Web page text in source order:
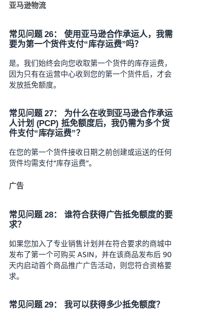
亚马逊物流
常见问题 26： 使用亚马逊合作承运人，我需
要为第一个货件支付“库存运费”吗？
是。我们始终会向您收取第一个货件的库存运费，
因为只有在运营中心收到您的第一个货件后，才会
发放抵免额度。
常见问题 27： 为什么在收到亚马逊合作承运
人计划 (PCP) 抵免额度后，我仍需为多个货
件支付“库存运费”？
在您的第一个货件接收日期之前创建或运送的任何
货件均需支付“库存运费”。
广告
常见问题 28： 谁符合获得广告抵免额度的要
求？
如果您加入了专业销售计划并在符合要求的商城中
发布了第一个可购买 ASIN，并在该商品发布后 90
天内启动首个商品推广广告活动，则您符合资格要
求。
常见问题 29： 我可以获得多少抵免额度？